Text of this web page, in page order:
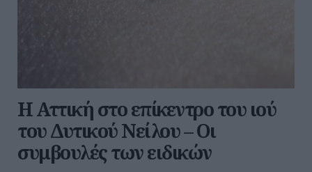
Η Αττική στο επίκεντρο του ιού
του Δυτικού Νείλου – Οι
συμβουλές των ειδικών